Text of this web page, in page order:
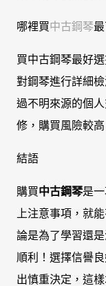
哪裡買中古鋼琴
買中古鋼琴最好
對鋼琴進行詳細
過不明來源的個
修，購買風險較高
結語
購買中古鋼琴是
上注意事項，就
論是為了學習還
順利！選擇信譽
出慎重決定，這